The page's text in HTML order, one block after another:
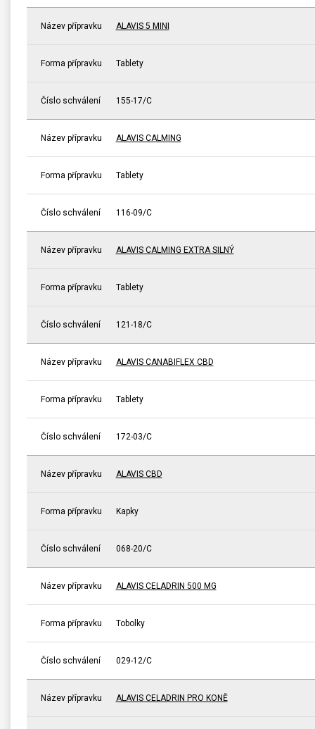
Název přípravku ALAVIS 5 MINI
Forma přípravku Tablety
Číslo schválení 155-17/C
Název přípravku ALAVIS CALMING
Forma přípravku Tablety
Číslo schválení 116-09/C
Název přípravku ALAVIS CALMING EXTRA SILNÝ
Forma přípravku Tablety
Číslo schválení 121-18/C
Název přípravku ALAVIS CANABIFLEX CBD
Forma přípravku Tablety
Číslo schválení 172-03/C
Název přípravku ALAVIS CBD
Forma přípravku Kapky
Číslo schválení 068-20/C
Název přípravku ALAVIS CELADRIN 500 MG
Forma přípravku Tobolky
Číslo schválení 029-12/C
Název přípravku ALAVIS CELADRIN PRO KONĚ